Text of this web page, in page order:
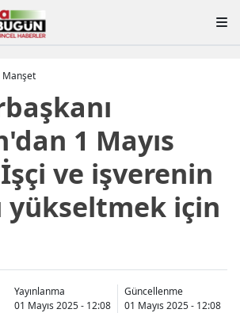
Manşet
1 Mayıs
ve işverenin
yükseltmek için
Yayınlanma
01 Mayıs 2025 - 12:08
Güncellenme
01 Mayıs 2025 - 12:08